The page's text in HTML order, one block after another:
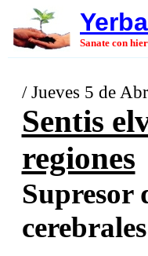
Sanate con
/ Jueves 5 de
Sentis
regiones
Supresor